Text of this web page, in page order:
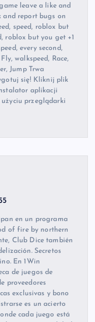
leave a like and
and report bugs on
speed, roblox but
roblox but you get +1
every second,
walkspeed, Race,
Jump Trwa
się! Kliknij plik
aplikacji
przeglądarki
en un programa
of fire by northern
Club Dice también
Secretos
En 1Win
de juegos de
proveedores
exclusivas y bono
es un acierto
cada juego está